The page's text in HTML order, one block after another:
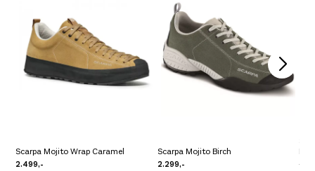
Størrelse: 42
Få igjen på lager
Størrelse: 43 43 Få igjen på lager
Scarpa Mojito Wrap Caramel
2.499,-
Scarpa Mojito Birch
2.299,-